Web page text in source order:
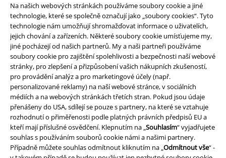
Na našich webových stránkách používáme soubory cookie a jiné
technologie, které se společně označují jako „soubory cookies“. Tyto
technologie nám umožňují shromažďovat informace o uživatelích,
jejich chování a zařízeních. Některé soubory cookie umísťujeme my,
jiné pocházejí od našich partnerů. My a naši partneři používáme
soubory cookie pro zajištění spolehlivosti a bezpečnosti naší webové
stránky, pro zlepšení a přizpůsobení vašich nákupních zkušeností,
pro provádění analýz a pro marketingové účely (např.
personalizované reklamy) na naší webové stránce, v sociálních
médiích a na webových stránkách třetích stran. Pokud jsou údaje
přenášeny do USA, sdílejí se pouze s partnery, na které se vztahuje
rozhodnutí o přiměřenosti podle platných právních předpisů EU a
kteří mají příslušné osvědčení. Klepnutím na „Souhlasím“ vyjadřujete
souhlas s používáním souborů cookie námi a našimi partnery.
Případně můžete souhlas odmítnout kliknutím na „Odmítnout vše“ -
Právní informace
Podmínky
Prohlášení
Ochrana osobních údajů